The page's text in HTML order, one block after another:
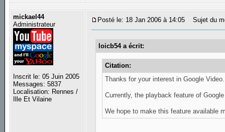
mickael44
Administrateur
Inscrit le: 05 Juin 2005
Messages: 5837
Localisation: Rennes /
Ille Et Vilaine
Posté le: 18 Jan 2006 à 14:05 Sujet du
loicb54 a écrit:
Citation:
Thanks for your interest in Google Video.
Currently, the playback feature of
We hope to make this feature available